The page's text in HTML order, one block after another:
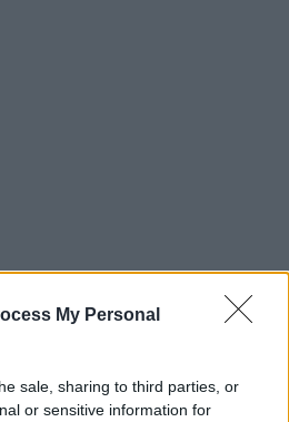
My Personal
sale, sharing to third parties, or
or sensitive information for
τρόπο, θα πρέπει να
να αντιμετωπιστεί το
του εμπορίου και των